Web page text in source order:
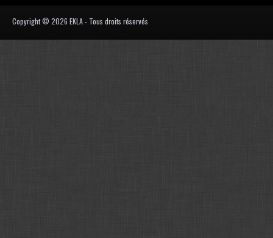
Copyright © 2026 EKLA - Tous droits réservés